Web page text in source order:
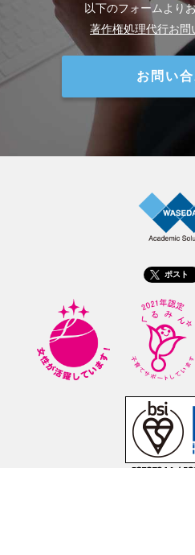
以下のフォームより
著作権処理代行お問
お問い
ポスト